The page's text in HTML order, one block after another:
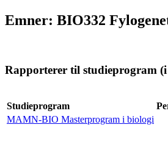
Emner: BIO332
Rapporterer til studieprogram (i
Studieprogram
MAMN-BIO Masterprogram i biologi